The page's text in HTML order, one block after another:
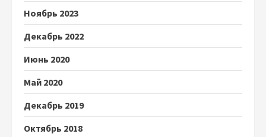
Ноябрь 2023
Декабрь 2022
Июнь 2020
Май 2020
Декабрь 2019
Октябрь 2018